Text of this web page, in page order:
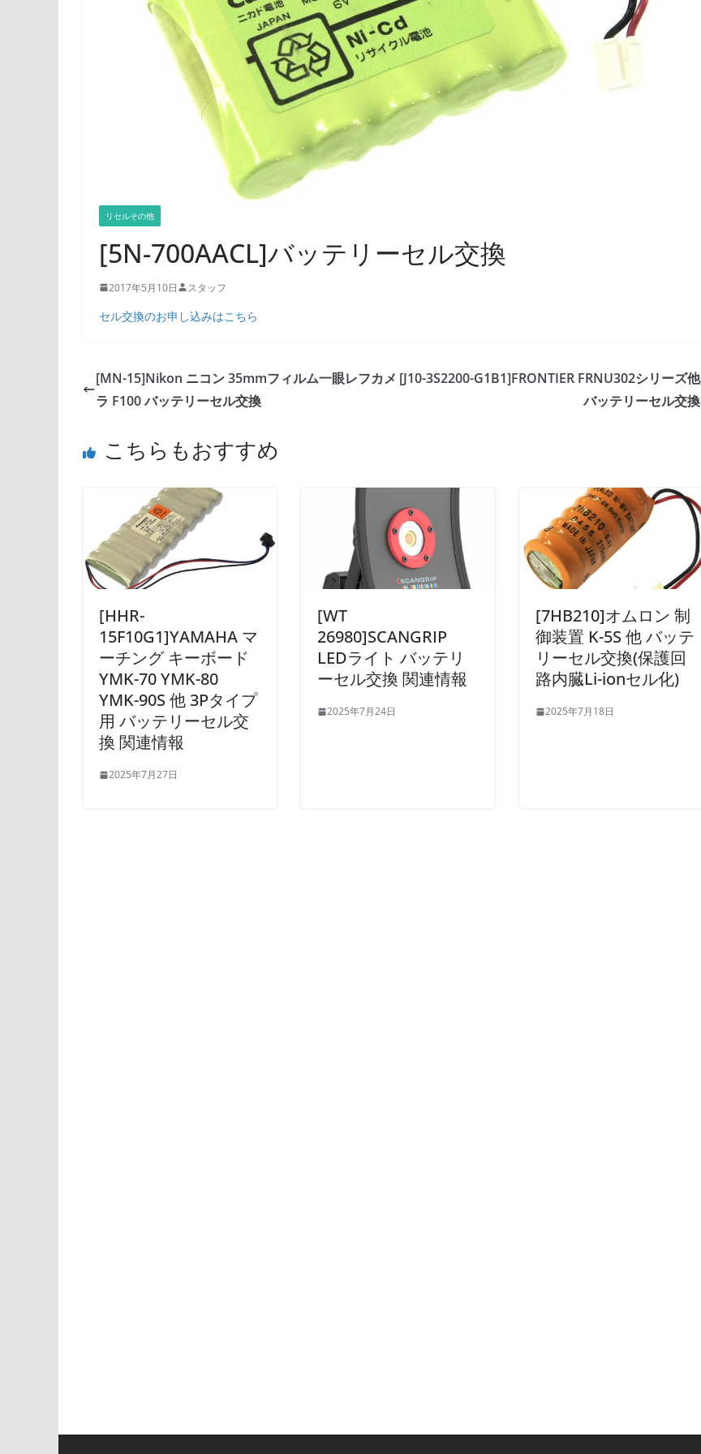
リセルその他
[5N-700AACL]バッテリーセル交換
2017年5月10日 スタッフ
セル交換のお申し込みはこちら
[MN-15]Nikon ニコン 35mmフィルム一眼レフカメ
ラ F100 バッテリーセル交換
[J10-3S2200-G1B1]FRONTIER FRNU302シリーズ他
バッテリーセル交換
こちらもおすすめ
[HHR-
15F10G1]YAMAHA マ
ーチング キーボード
YMK-70 YMK-80
YMK-90S 他 3Pタイプ
用 バッテリーセル交
換 関連情報
2025年7月27日
[WT
26980]SCANGRIP
LEDライト バッテリ
ーセル交換 関連情報
2025年7月24日
[7HB210]オムロン 制
御装置 K-5S 他 バッテ
リーセル交換(保護回
路内臓Li-ionセル化)
2025年7月18日